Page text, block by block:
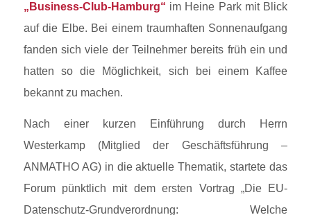
„Business-Club-Hamburg“ im Heine Park mit Blick
auf die Elbe. Bei einem traumhaften Sonnenaufgang
fanden sich viele der Teilnehmer bereits früh ein und
hatten so die Möglichkeit, sich bei einem Kaffee
bekannt zu machen.
Nach einer kurzen Einführung durch Herrn
Westerkamp (Mitglied der Geschäftsführung –
ANMATHO AG) in die aktuelle Thematik, startete das
Forum pünktlich mit dem ersten Vortrag „Die EU-
Datenschutz-Grundverordnung: Welche